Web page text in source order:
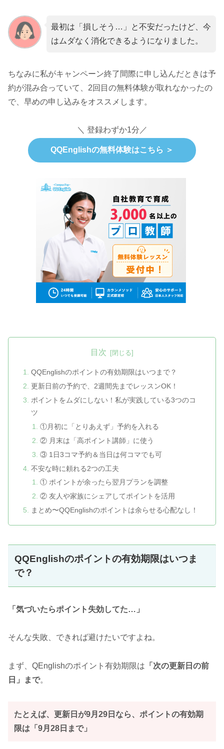
最初は「損しそう…」と不安だったけど、今
はムダなく消化できるようになりました。
ちなみに私がキャンペーン終了間際に申し込んだときは予
約が混み合っていて、2回目の無料体験が取れなかったの
で、早めの申し込みをオススメします。
＼ 登録わずか1分／
QQEnglishの無料体験はこちら ＞
目次
QQEnglishのポイントの有効期限はいつまで？
更新日前の予約で、2週間先までレッスンOK！
ポイントをムダにしない！私が実践している3つのコ
ツ
①月初に「とりあえず」予約を入れる
② 月末は「高ポイント講師」に使う
③ 1日3コマ予約＆当日は何コマでも可
不安な時に頼れる2つの工夫
① ポイントが余ったら翌月プランを調整
② 友人や家族にシェアしてポイントを活用
まとめ〜QQEnglishのポイントは余らせる心配なし！
QQEnglishのポイントの有効期限はいつま
で？
「気づいたらポイント失効してた…」
そんな失敗、できれば避けたいですよね。
まず、QEnglishのポイント有効期限は 「 次の更新日の前
日」まで。
たとえば、更新日が9月29日なら、ポイントの有効期
限は「9月28日まで」